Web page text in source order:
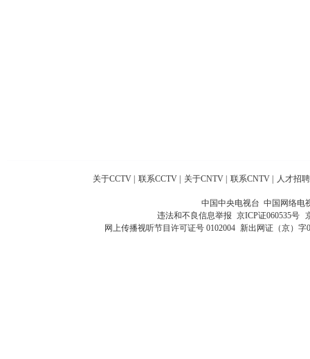
关于CCTV 联系CCTV 关于CNTV 联系CNTV 人才招聘
中国中央电视台 中国网络电
违法和不良信息举报 京ICP证060535号
网上传播视听节目许可证号 0102004 新出网证（京）